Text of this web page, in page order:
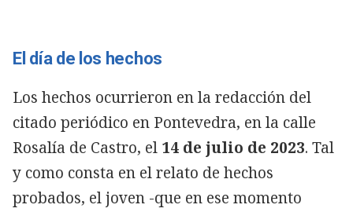
El día de los hechos
Los hechos ocurrieron en la redacción del
citado periódico en Pontevedra, en la calle
Rosalía de Castro, el 14 de julio de 2023. Tal
y como consta en el relato de hechos
probados, el joven -que en ese momento